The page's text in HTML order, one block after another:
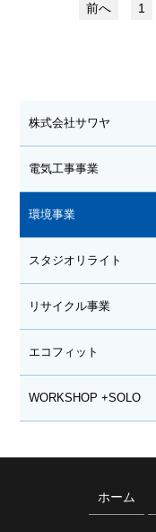
前へ 1
株式会社サワヤ
電気工事事業
環境事業
スタジオリライト
リサイクル事業
エコフィット
WORKSHOP +SOLO
ホーム